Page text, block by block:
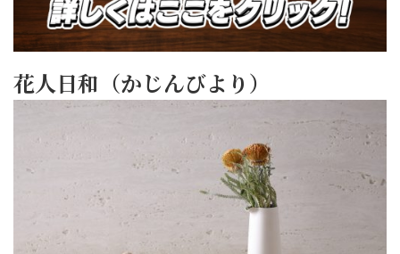
花人日和（かじんびより）